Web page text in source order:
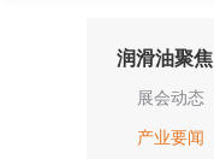
润滑油聚焦
展会动态
产业要闻